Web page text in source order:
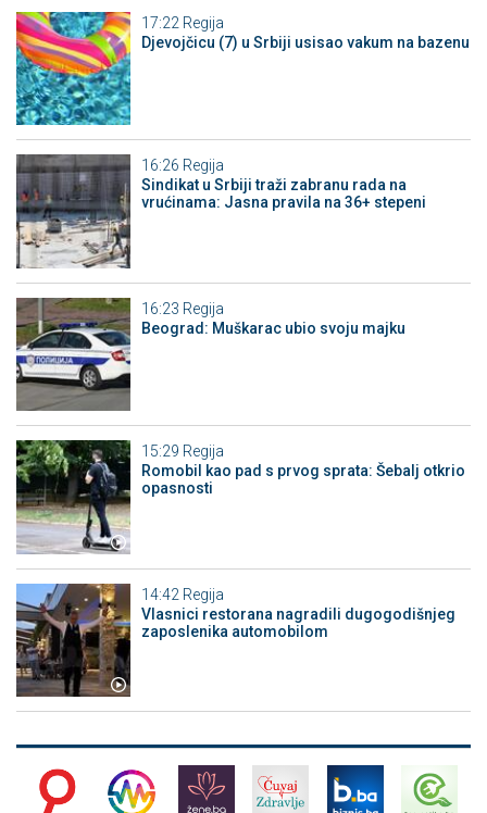
17:22 Regija
Djevojčicu (7) u Srbiji usisao vakum na bazenu
16:26 Regija
Sindikat u Srbiji traži zabranu rada na
vrućinama: Jasna pravila na 36+ stepeni
16:23 Regija
Beograd: Muškarac ubio svoju majku
15:29 Regija
Romobil kao pad s prvog sprata: Šebalj otkrio
opasnosti
14:42 Regija
Vlasnici restorana nagradili dugogodišnjeg
zaposlenika automobilom